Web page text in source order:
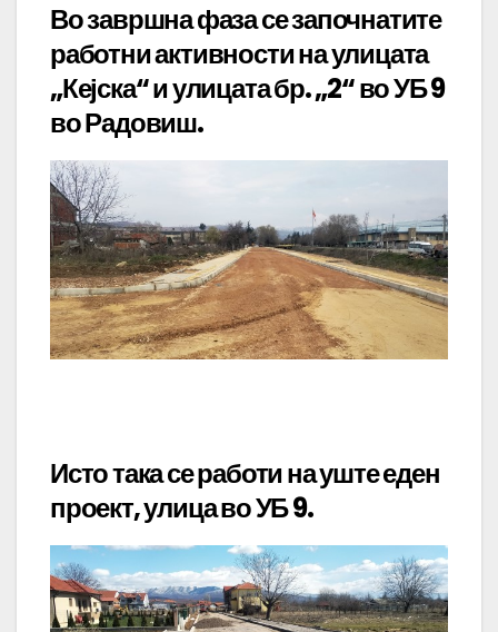
Во завршна фаза се започнатите
работни активности на улицата
„Кејска“ и улицата бр. „2“ во УБ 9
во Радовиш.
Исто така се работи на уште еден
проект, улица во УБ 9.